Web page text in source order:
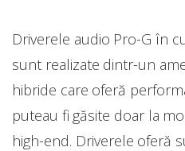
Driverele audio Pro-G în
sunt realizate dintr-un
hibride care oferă
puteau fi găsite doar la
high-end. Driverele oferă